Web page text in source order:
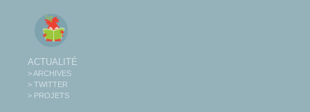
ACTUALITÉ
> ARCHIVES
> TWITTER
> PROJETS